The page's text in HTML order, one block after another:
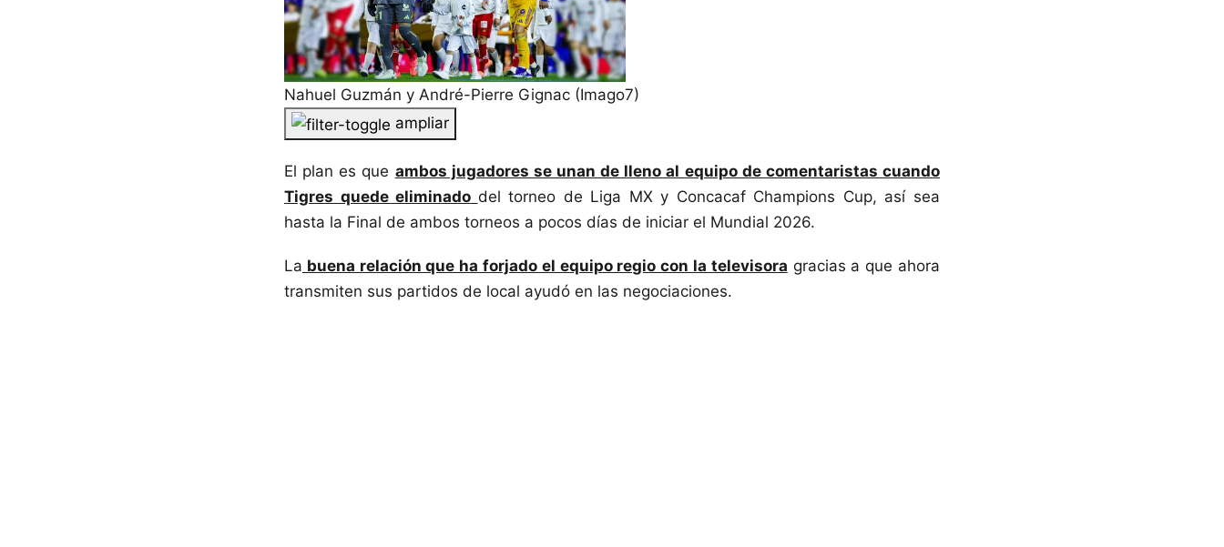
Nahuel Guzmán y André-Pierre Gignac (Imago7)
ampliar
El plan es que ambos jugadores se unan de lleno al equipo de comentaristas cuando
Tigres quede eliminado del torneo de Liga MX y Concacaf Champions Cup, así sea
hasta la Final de ambos torneos a pocos días de iniciar el Mundial 2026.
La buena relación que ha forjado el equipo regio con la televisora gracias a que ahora
transmiten sus partidos de local ayudó en las negociaciones.